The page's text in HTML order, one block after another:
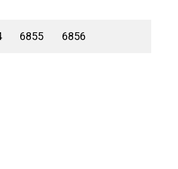
6855 6856